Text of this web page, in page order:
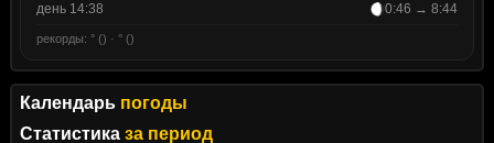
день 14:38
0:46 → 8:44
рекорды: ° () · ° ()
Календарь погоды
Статистика за период